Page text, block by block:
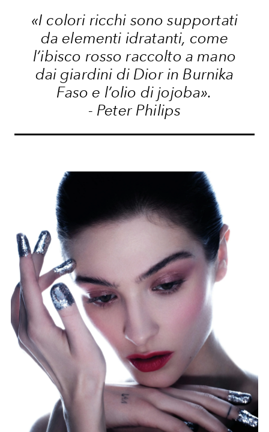
«I colori ricchi sono supportati
da elementi idratanti, come
l’ibisco rosso raccolto a mano
dai giardini di Dior in Burnika
Faso e l’olio di jojoba».
- Peter Philips